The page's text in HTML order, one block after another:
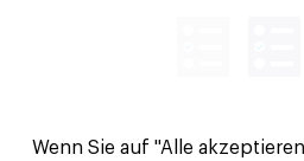
Wenn Sie auf "Alle